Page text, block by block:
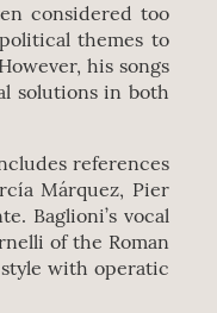
considered too
themes to
his songs
solutions in both
references
Márquez, Pier
Baglioni’s vocal
of the Roman
with operatic